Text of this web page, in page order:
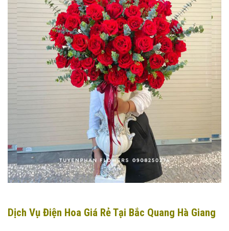
Dịch Vụ Điện Hoa Giá Rẻ Tại Bắc Quang Hà Giang